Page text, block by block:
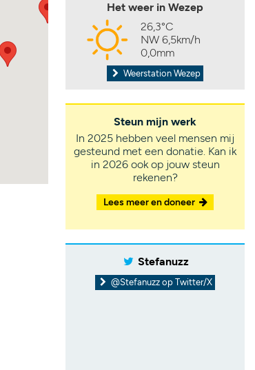
Het weer in Wezep
26,3°C
NW 6,5km/h
0,0mm
Weerstation Wezep
Steun mijn werk
In 2025 hebben veel mensen mij
gesteund met een donatie. Kan ik
in 2026 ook op jouw steun
rekenen?
Lees meer en doneer
Stefanuzz
@Stefanuzz op Twitter/X